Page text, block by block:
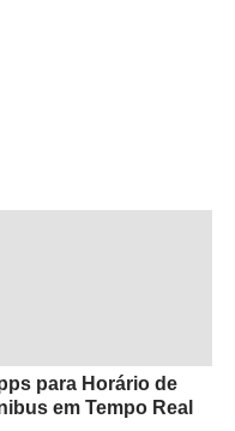
para Horário de
em Tempo Real